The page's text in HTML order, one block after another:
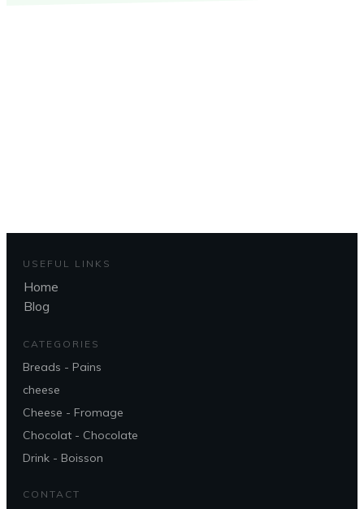
USEFUL LINKS
Home
Blog
CATEGORIES
Breads - Pains
cheese
Cheese - Fromage
Chocolat - Chocolate
Drink - Boisson
CONTACT